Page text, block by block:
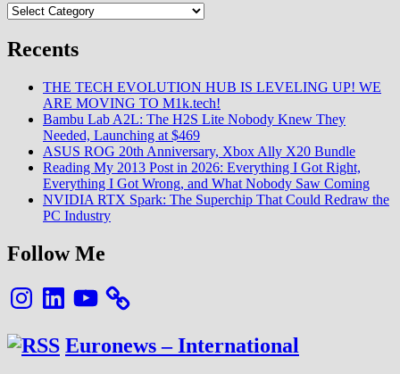
Categories
Recents
THE TECH EVOLUTION HUB IS LEVELING UP! WE
ARE MOVING TO M1k.tech!
Bambu Lab A2L: The H2S Lite Nobody Knew They
Needed, Launching at $469
ASUS ROG 20th Anniversary, Xbox Ally X20 Bundle
Reading My 2013 Post in 2026: Everything I Got Right,
Everything I Got Wrong, and What Nobody Saw Coming
NVIDIA RTX Spark: The Superchip That Could Redraw the
PC Industry
Follow Me
InstagramLinkedInYouTube
Euronews – International